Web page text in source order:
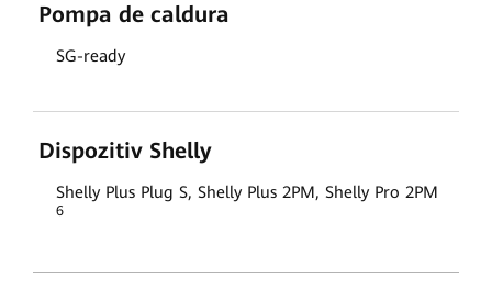
Pompa de caldura
SG-ready
Dispozitiv Shelly
Shelly Plus Plug S, Shelly Plus 2PM, Shelly Pro 2PM
6